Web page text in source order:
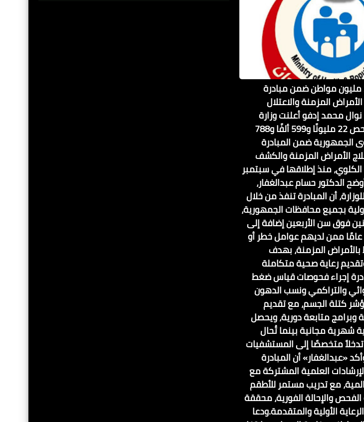
الصحة: فحص 22.6 مليون مواطن ضمن مبادرة
المزمنة والاعتلال
محمد إدفو أعلنت وزارة
الصحة والسكان، فحص 22 مليونًا و599 ألفًا و788
الجمهورية ضمن المبادرة
الأمراض المزمنة والكشف
الكلوي، منذ إطلاقها في سبتمبر
الدكتور حسام عبدالغفار،
أن المبادرة تنفذ من خلال
أولية بجميع محافظات الجمهورية،
فوق سن الأربعين إضافة إلى
الشباب من سن 18 عامًا ممن لديهم عوامل خطر أو
المزمنة، بهدف
رعاية صحية متكاملة
إجراء فحوصات قياس ضغط
والتراكمي ونسب الدهون
كتلة الجسم، مع تقديم
متابعة دورية، ويحصل
شهرية مجانية بينما تُحال
تدخلاً متخصصًا إلى المستشفيات
«عبدالغفار» أن المبادرة
العلمية المشتركة مع
مع تدريب مستمر للأطقم
والإحالة الفورية، محققة
الأولية والمتقدمة.ودعا